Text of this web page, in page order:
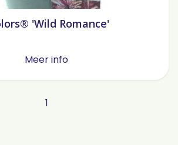
'Wild Romance'
Meer info
1